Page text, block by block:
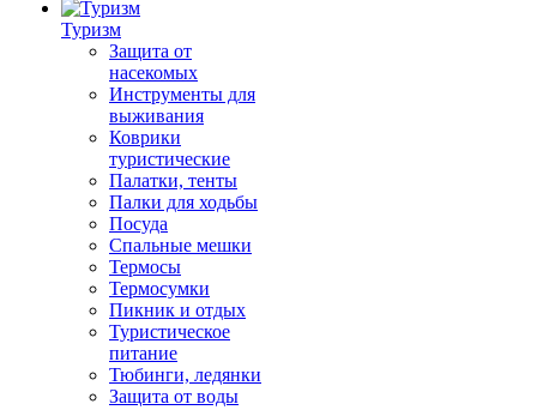
Туризм
Защита от
насекомых
Инструменты для
выживания
Коврики
туристические
Палатки, тенты
Палки для ходьбы
Посуда
Спальные мешки
Термосы
Термосумки
Пикник и отдых
Туристическое
питание
Тюбинги, ледянки
Защита от воды